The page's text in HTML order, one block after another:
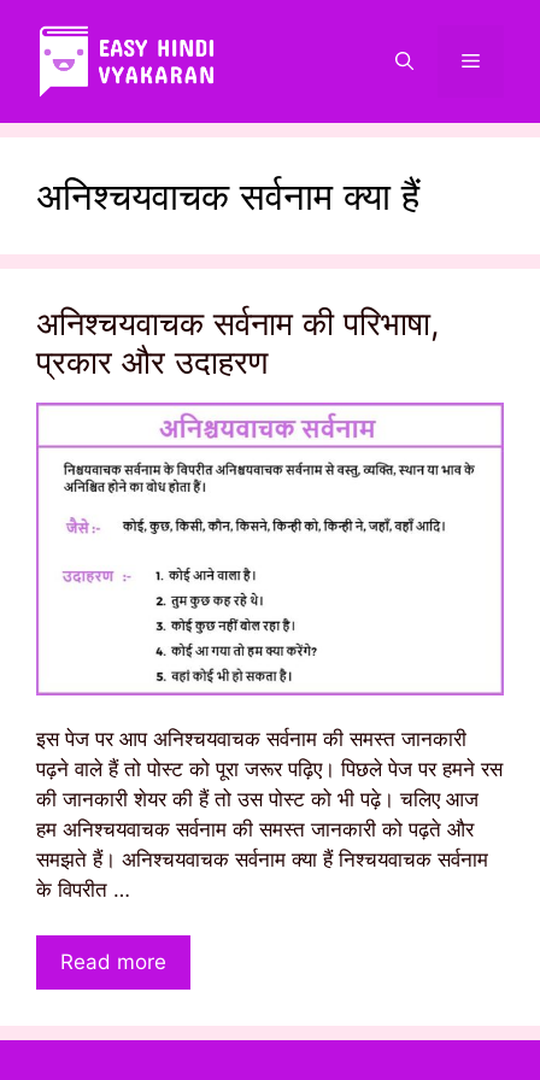
content
Menu
अनिश्चयवाचक सर्वनाम क्या हैं
अनिश्चयवाचक सर्वनाम की परिभाषा,
प्रकार और उदाहरण
इस पेज पर आप अनिश्चयवाचक सर्वनाम की समस्त जानकारी
पढ़ने वाले हैं तो पोस्ट को पूरा जरूर पढ़िए। पिछले पेज पर हमने रस
की जानकारी शेयर की हैं तो उस पोस्ट को भी पढ़े। चलिए आज
हम अनिश्चयवाचक सर्वनाम की समस्त जानकारी को पढ़ते और
समझते हैं। अनिश्चयवाचक सर्वनाम क्या हैं निश्चयवाचक सर्वनाम
के विपरीत …
Read more